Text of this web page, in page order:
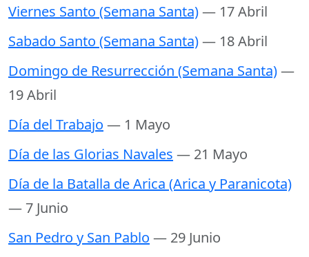
Viernes Santo (Semana Santa)— 17 Abril
Sabado Santo (Semana Santa)— 18 Abril
Domingo de Resurrección (Semana Santa)—
19 Abril
Día del Trabajo — 1 Mayo
Día de las Glorias Navales — 21 Mayo
Día de la Batalla de Arica (Arica y Paranicota)
— 7 Junio
San Pedro y San Pablo — 29 Junio